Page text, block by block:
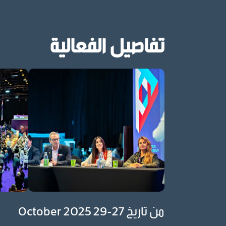
تفاصيل الفعالية
من تاريخ 27-29 October 2025